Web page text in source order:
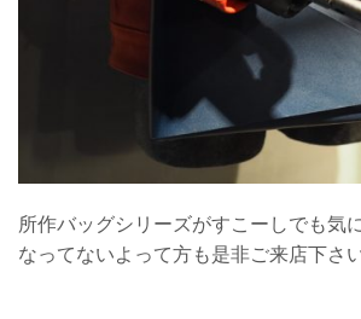
所作バッグシリーズがすこーしでも気
なってないよって方も是非ご来店下さ